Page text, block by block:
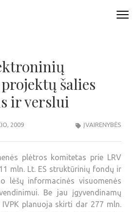
šalies
ir verslui
2009 ĮVAIRENYBĖS
plėtros komitetas prie LRV
mln. Lt. ES struktūrinių fondų ir
lėšų informacinės visuomenės
Be jau įgyvendinamų
planuoja skirti dar 277 mln.